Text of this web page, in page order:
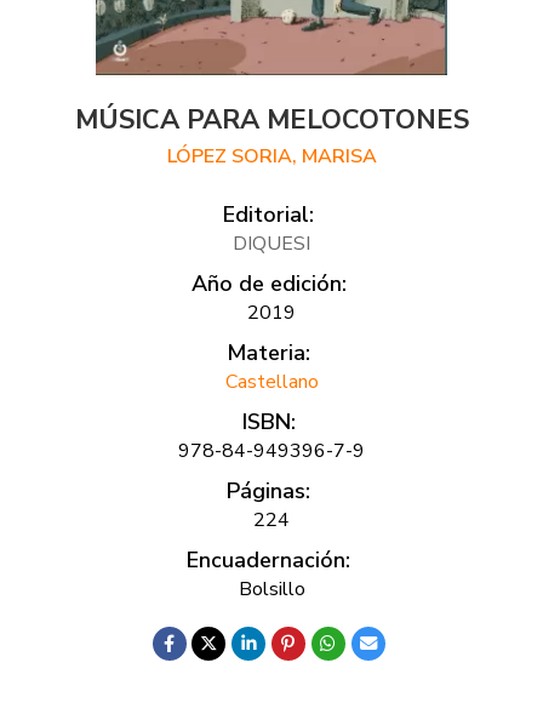
MÚSICA PARA MELOCOTONES
LÓPEZ SORIA, MARISA
Editorial:
DIQUESI
Año de edición:
2019
Materia:
Castellano
ISBN:
978-84-949396-7-9
Páginas:
224
Encuadernación:
Bolsillo